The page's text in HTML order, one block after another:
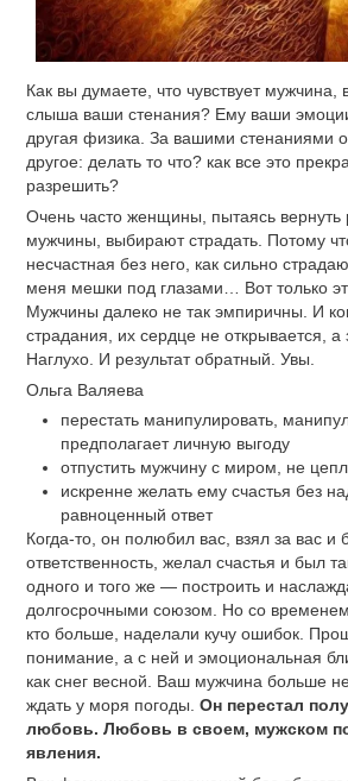
Как вы думаете, что чувствует
слыша ваши стенания? Ему ваши
другая физика. За вашими стенаниями
другое: делать то что? как все это
разрешить?
Очень часто женщины, пытаясь вернуть
мужчины, выбирают страдать. Потому
несчастная без него, как сильно
меня мешки под глазами… Вот только
Мужчины далеко не так эмпиричны. И
страдания, их сердце не открывается, а
Наглухо. И результат обратный. Увы.
Ольга Валяева
перестать манипулировать,
предполагает личную выгоду
отпустить мужчину с миром, не
искренне желать ему счастья без
равноценный ответ
Когда-то, он полюбил вас, взял за вас и
ответственность, желал счастья и был
одного и того же — построить и
долгосрочными союзом. Но со
кто больше, наделали кучу ошибок.
понимание, а с ней и эмоциональная
как снег весной. Ваш мужчина больше
ждать у моря погоды. Он перестал
любовь. Любовь в своем, мужском
явления.